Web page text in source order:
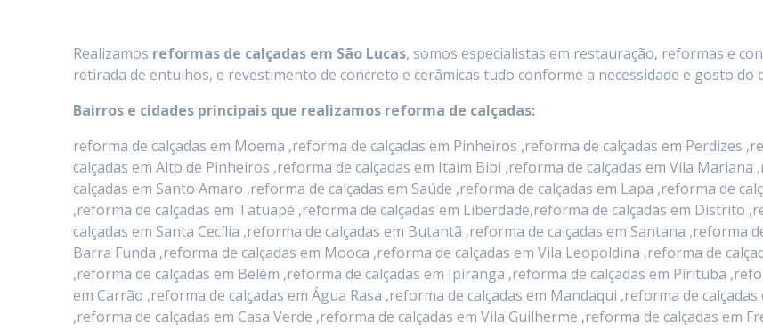
Realizamos reformas de calçadas em São Lucas, somos especialistas em restauração, reformas e
retirada de entulhos, e revestimento de concreto e cerâmicas tudo conforme a necessidade e gosto do
Bairros e cidades principais que realizamos reforma de calçadas:
reforma de calçadas em Moema ,reforma de calçadas em Pinheiros ,reforma de calçadas em Perdizes
calçadas em Alto de Pinheiros ,reforma de calçadas em Itaim Bibi ,reforma de calçadas em Vila
calçadas em Santo Amaro ,reforma de calçadas em Saúde ,reforma de calçadas em Lapa ,reforma de
,reforma de calçadas em Tatuapé ,reforma de calçadas em Liberdade,reforma de calçadas em Distrito
calçadas em Santa Cecília ,reforma de calçadas em Butantã ,reforma de calçadas em Santana ,reforma
Barra Funda ,reforma de calçadas em Mooca ,reforma de calçadas em Vila Leopoldina ,reforma de
,reforma de calçadas em Belém ,reforma de calçadas em Ipiranga ,reforma de calçadas em Pirituba
em Carrão ,reforma de calçadas em Água Rasa ,reforma de calçadas em Mandaqui ,reforma de
,reforma de calçadas em Casa Verde ,reforma de calçadas em Vila Guilherme ,reforma de calçadas em